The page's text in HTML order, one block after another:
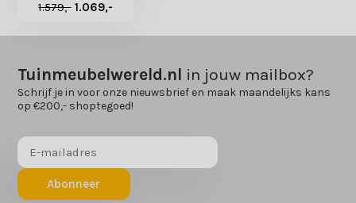
1.579,- 1.069,-
Tuinmeubelwereld.nl in jouw mailbox?
Schrijf je in voor onze nieuwsbrief en maak maandelijks kans
op €200,- shoptegoed!
Abonneer